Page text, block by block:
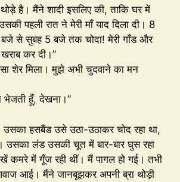
है। मैंने शादी इसलिए की, ताकि घर में
पहली रात ने मेरी माँ याद दिला दी। 8
से सुबह 5 बजे तक चोदा! मेरी गाँड और
कर दी।”
शेर मिला। मुझे अभी चुदवाने का मन
भेजती हूँ, देखना।”
उसका हसबैंड उसे उठा-उठाकर चोद रहा था,
उसका लंड उसकी चूत में बार-बार घुस रहा
कमरे में गूँज रही थीं। मैं पागल हो गई। तभी
आई। मैंने जानबूझकर अपनी ब्रा थोड़ी